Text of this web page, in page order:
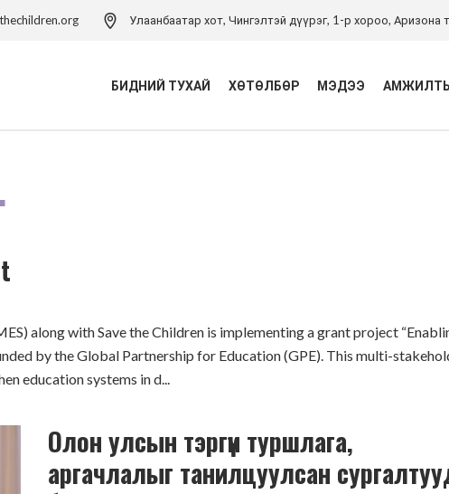
Улаанбаатар хот, Чингэлтэй дүүрэг, 1-р хороо, Аризона
БИДНИЙ ТУХАЙ ХӨТӨЛБӨР
Хүүхдийн ядуурлыг
Хүмүүнлэгийн тусламж/Уур
амьсгалын өөрчлөлтийн
хөтөлбөр
МЭДЭЭ
along with Save the Children is implementing a grant project
by the Global Partnership for Education (GPE). This multi-
education systems in d...
Олон улсын тэргүүн туршлага,
аргачлалыг танилцуулсан